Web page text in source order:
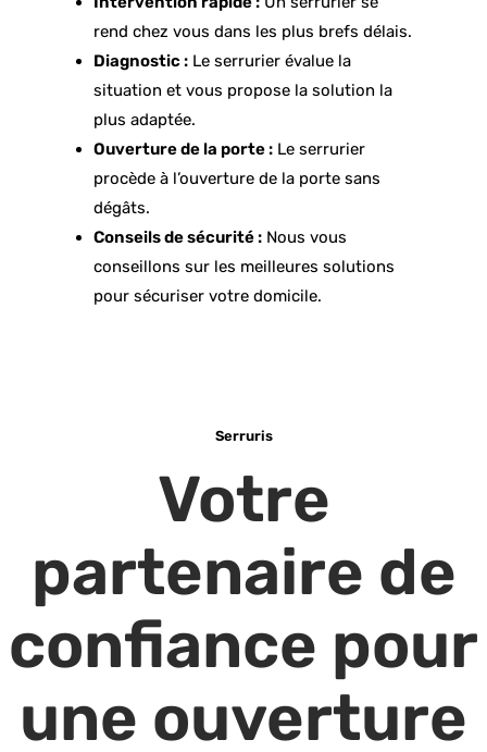
rend chez vous dans les plus brefs délais.
Diagnostic :Le serrurier évalue la
situation et vous propose la solution la
plus adaptée.
Ouverture de la porte :Le serrurier
procède à l’ouverture de la porte sans
dégâts.
Conseils de sécurité :Nous vous
conseillons sur les meilleures solutions
pour sécuriser votre domicile.
Serruris
Votre
partenaire de
confiance pour
une ouverture